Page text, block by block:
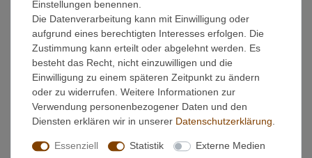
Beschreibung
Weitere Details
EU-Verantwortlicher
Einstellungen benennen.
Die Datenverarbeitung kann mit Einwilligung oder
aufgrund eines berechtigten Interesses erfolgen. Die
Zustimmung kann erteilt oder abgelehnt werden. Es
besteht das Recht, nicht einzuwilligen und die
Einwilligung zu einem späteren Zeitpunkt zu ändern
oder zu widerrufen. Weitere Informationen zur
Verwendung personenbezogener Daten und den
Diensten erklären wir in unserer Daten­schutz­erklärung.
Essenziell Statistik Externe Medien